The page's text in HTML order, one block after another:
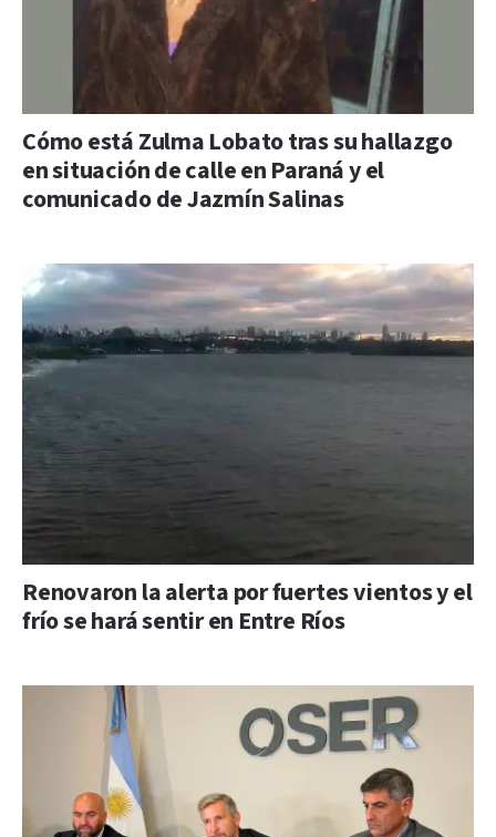
Cómo está Zulma Lobato tras su hallazgo
en situación de calle en Paraná y el
comunicado de Jazmín Salinas
Renovaron la alerta por fuertes vientos y el
frío se hará sentir en Entre Ríos